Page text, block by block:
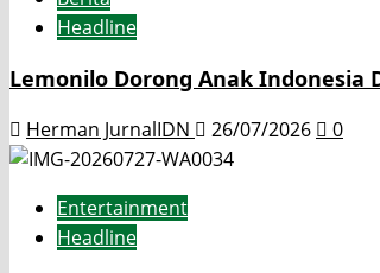
Headline
Lemonilo Dorong Anak Indonesia
Herman JurnalIDN 26/07/2026 0
Entertainment
Headline